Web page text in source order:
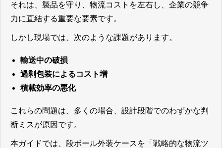
それは、製品を守り、物流コストを左右し、企業の競争
力に直結する重要な要素です。
しかし現場では、次のような課題があります。
輸送中の破損
過剰包装によるコスト増
積載効率の悪化
これらの問題は、多くの場合、設計段階でのわずかな判
断ミスが原因です。
本ガイドでは、段ボール外装ケースを「戦略的な物流ツ